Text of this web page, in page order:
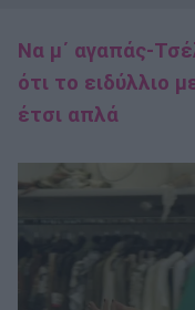
Να μ΄ αγαπάς-
ότι το ειδύλλιο
έτσι απλά